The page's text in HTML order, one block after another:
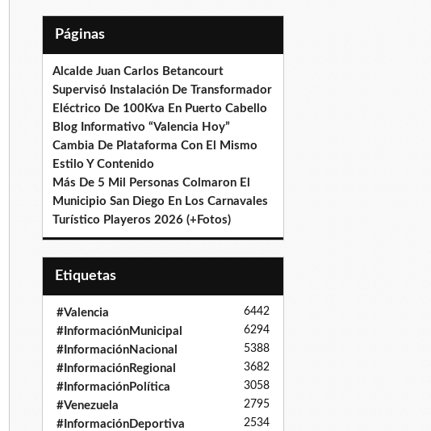
Páginas
Alcalde Juan Carlos Betancourt
Supervisó Instalación De Transformador
Eléctrico De 100Kva En Puerto Cabello
Blog Informativo “Valencia Hoy”
Cambia De Plataforma Con El Mismo
Estilo Y Contenido
Más De 5 Mil Personas Colmaron El
Municipio San Diego En Los Carnavales
Turístico Playeros 2026 (+Fotos)
Etiquetas
#Valencia 6442
#InformaciónMunicipal 6294
#InformaciónNacional 5388
#InformaciónRegional 3682
#InformaciónPolítica 3058
#Venezuela 2795
#InformaciónDeportiva 2534